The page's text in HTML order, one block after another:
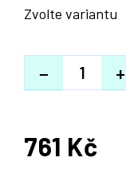
Zvolte variantu
+
−
761 Kč
Měrná